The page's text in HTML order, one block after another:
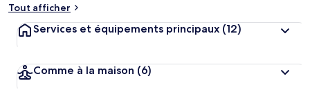
t
l
Tout afficher
Services et équipements principaux (12)
Comme à la maison (6)